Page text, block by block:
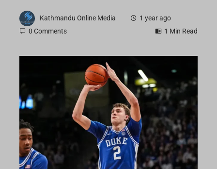
Kathmandu Online Media
1 year ago
0 Comments
1 Min Read